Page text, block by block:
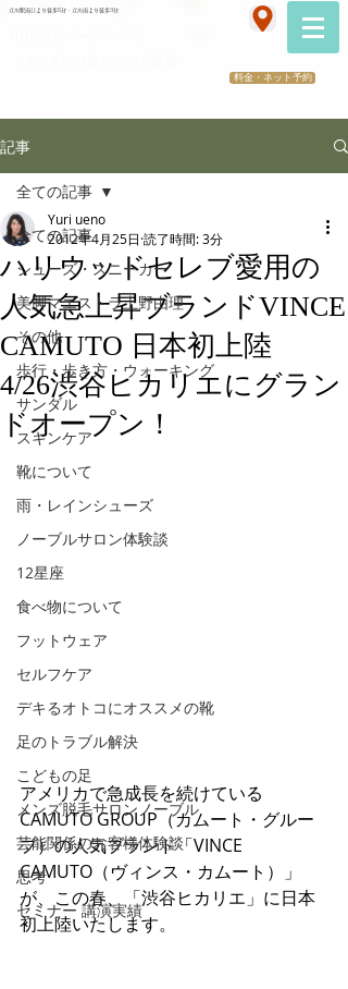
立川駅南口より徒歩5分・立川南より徒歩3分
料金・ネット予約
記事
全ての記事
シューズ・スニーカー
美脚マエストラ上野由理
その他
歩行・歩き方・ウォーキング
サンダル
スキンケア
靴について
雨・レインシューズ
ノーブルサロン体験談
12星座
食べ物について
フットウェア
セルフケア
デキるオトコにオススメの靴
足のトラブル解決
こどもの足
メンズ脱毛サロンノーブル
芸能関係のお客様体験談
思考
セミナー 講演実績
全ての記事
ハリウッドセレブ愛用の
人気急上昇ブランドVINCE
CAMUTO 日本初上陸
4/26渋谷ヒカリエにグラン
ドオープン！
Yuri ueno
2012年4月25日 読了時間: 3分
アメリカで急成長を続けている
CAMUTO GROUP（カムート・グルー
プ）の人気ブランド「VINCE
CAMUTO（ヴィンス・カムート）」
が、この春、「渋谷ヒカリエ」に日本
初上陸いたします。